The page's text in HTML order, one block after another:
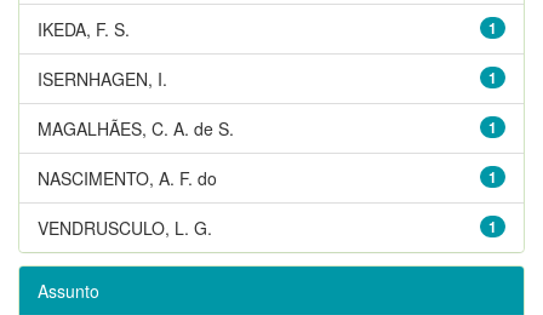
1
IKEDA, F. S.
1
ISERNHAGEN, I.
1
MAGALHÃES, C. A. de S.
1
NASCIMENTO, A. F. do
1
VENDRUSCULO, L. G.
Assunto